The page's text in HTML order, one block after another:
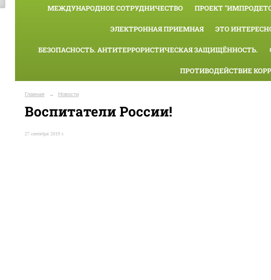
МЕЖДУНАРОДНОЕ СОТРУДНИЧЕСТВО ПРОЕКТ
ЭЛЕКТРОННАЯ ПРИЕМНАЯ ЭТО
БЕЗОПАСНОСТЬ. АНТИТЕРРОРИСТИЧЕСКАЯ ЗАЩИЩЁННОСТЬ.
ПРОТИВОДЕЙСТВИЕ
Главная → Новости
Воспитатели России!
27 сентября 2019 г.